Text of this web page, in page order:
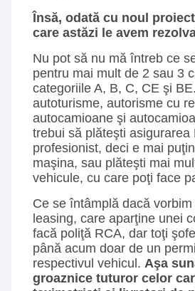
Însă, odată cu noul
care astăzi le avem
Nu pot să nu mă întreb ce
pentru mai mult de 2 sau 3
categoriile A, B, C, CE şi
autoturisme, autorisme cu
autocamioane şi
trebui să plăteşti
profesionist, deci e mai
maşina, sau plăteşti mai
vehicule, cu care poţi face
Ce se întâmplă dacă
leasing, care aparţine unei
facă poliţă RCA, dar toţi
până acum doar de un
respectivul vehicul. Aşa
groaznice tuturor celor